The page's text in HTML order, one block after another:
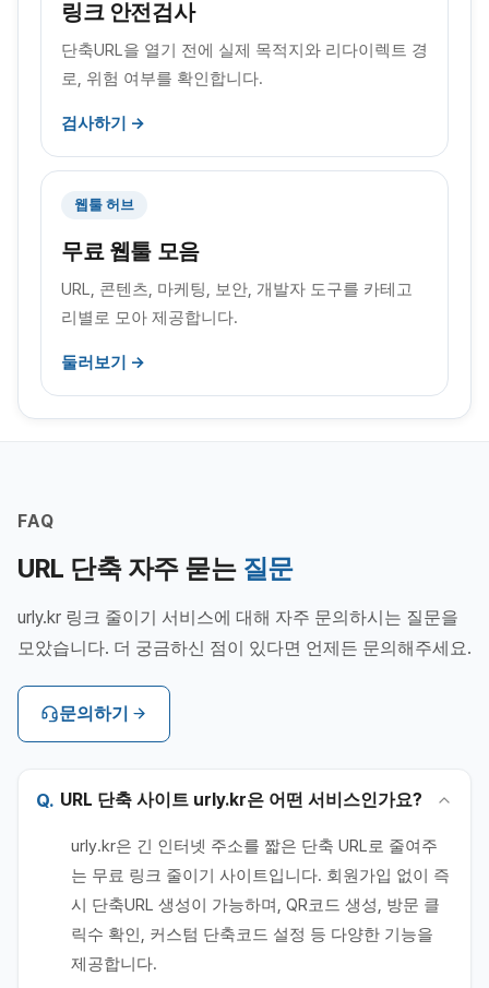
링크 안전검사
단축URL을 열기 전에 실제 목적지와 리다이렉트 경
로, 위험 여부를 확인합니다.
검사하기 →
웹툴 허브
무료 웹툴 모음
URL, 콘텐츠, 마케팅, 보안, 개발자 도구를 카테고
리별로 모아 제공합니다.
둘러보기 →
FAQ
URL 단축 자주 묻는 질문
urly.kr 링크 줄이기 서비스에 대해 자주 문의하시는 질문을
모았습니다. 더 궁금하신 점이 있다면 언제든 문의해주세요.
문의하기
URL 단축 사이트 urly.kr은 어떤 서비스인가요?
urly.kr은 긴 인터넷 주소를 짧은 단축 URL로 줄여주
는 무료 링크 줄이기 사이트입니다. 회원가입 없이 즉
시 단축URL 생성이 가능하며, QR코드 생성, 방문 클
릭수 확인, 커스텀 단축코드 설정 등 다양한 기능을
제공합니다.